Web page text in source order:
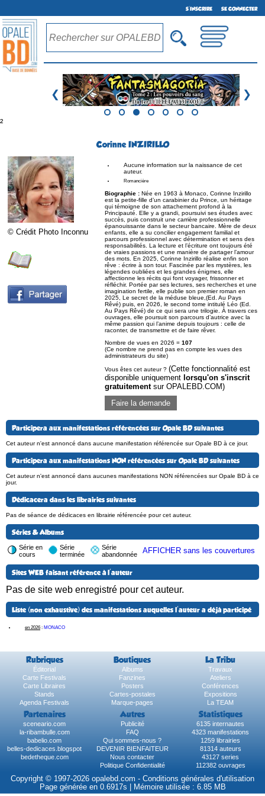
S'INSCRIRE SE CONNECTER
❮ ❯
²
Corinne INZIRILLO
© Crédit Photo Inconnu
Aucune information sur la naissance de cet
auteur.
Romancière
Biographie : Née en 1963 à Monaco, Corinne Inzirillo
est la petite-fille d’un carabinier du Prince, un héritage
qui témoigne de son attachement profond à la
Principauté. Elle y a grandi, poursuivi ses études avec
succès, puis construit une carrière professionnelle
épanouissante dans le secteur bancaire. Mère de deux
enfants, elle a su concilier engagement familial et
parcours professionnel avec détermination et sens des
responsabilités. La lecture et l’écriture ont toujours été
de vraies passions et une manière de partager l’amour
des mots. En 2025, Corinne Inzirillo réalise enfin son
rêve : écrire à son tour. Fascinée par les mystères, les
légendes oubliées et les grandes énigmes, elle
affectionne les récits qui font voyager, frissonner et
réfléchir. Portée par ses lectures, ses recherches et une
imagination fertile, elle publie son premier roman en
2025, Le secret de la méduse bleue,(Ed. Au Pays
Rêvé) puis, en 2026, le second tome intitulé Léo (Ed.
Au Pays Rêvé) de ce qui sera une trilogie. À travers ces
ouvrages, elle poursuit son parcours d’autrice avec la
même passion qui l’anime depuis toujours : celle de
raconter, de transmettre et de faire rêver.
Nombre de vues en 2026 = 107
(Ce nombre ne prend pas en compte les vues des
administrateurs du site)
Vous êtes cet auteur ? (Cette fonctionnalité est
disponible uniquement lorsqu'on s'inscrit
gratuitementsur OPALEBD.COM)
Faire la demande
Participera aux manifestations référencées sur Opale BD suivantes
Cet auteur n'est annoncé dans aucune manifestation référencée sur Opale BD à ce jour.
Participera aux manifestations NON référencées sur Opale BD suivantes
Cet auteur n'est annoncé dans aucunes manifestations NON référencées sur Opale BD à ce
jour.
Dédicacera dans les librairies suivantes
Pas de séance de dédicaces en librairie référencée pour cet auteur.
Séries & Albums
Série en
cours
Série
terminée
Série
abandonnée
AFFICHER sans les couvertures
Sites WEB faisant référence à l'auteur
Pas de site web enregistré pour cet auteur.
Liste (non exhaustive) des manifestations auquelles l'auteur a déjà participé
en 2026 : MONACO
Rubriques Boutiques La Tribu
Éditorial Albums
Travaux
Carte Festivals
Fanzines
Ateliers
Carte Libraires
Posters
Conférences
Stands
Cartes-postales
Expositions
Agenda Festivals
Marque-pages La TEAM
Partenaires Autres Statistiques
sceneario.com Publicité
6135 internautes
la-ribambulle.com
FAQ
4323 manifestations
babelio.com
Qui sommes-nous ?
1259 librairies
belles-dedicaces.blogspot
DEVENIR BIENFAITEUR
81314 auteurs
bedetheque.com
Nous contacter
43127 series
Politique Confidentialité
112382 ouvrages
Copyright © 1997-2026 opalebd.com - Conditions générales d'utilisation
Page générée en 0.6917s | Mémoire utilisée : 6.85 MB